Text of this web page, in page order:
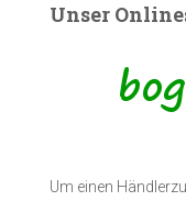
Unser
Um einen